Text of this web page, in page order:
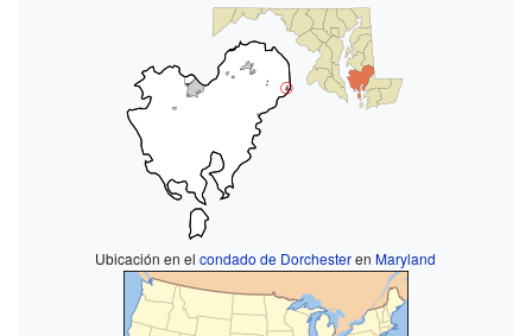
Ubicación en elcondado de DorchesterenMaryland